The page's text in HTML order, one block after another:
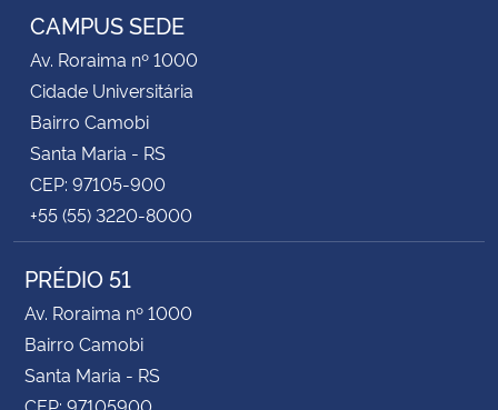
CAMPUS SEDE
Av. Roraima nº 1000
Cidade Universitária
Bairro Camobi
Santa Maria - RS
CEP: 97105-900
+55 (55) 3220-8000
PRÉDIO 51
Av. Roraima nº 1000
Bairro Camobi
Santa Maria - RS
CEP: 97105900